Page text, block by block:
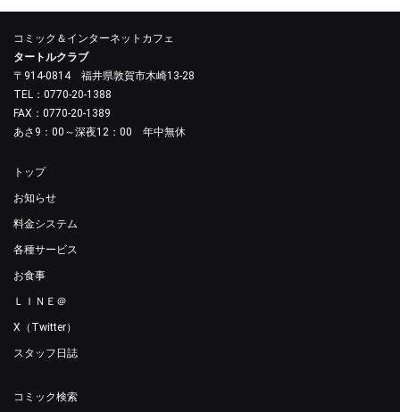
コミック＆インターネットカフェ
タートルクラブ
〒914-0814 福井県敦賀市木崎13-28
TEL：0770-20-1388
FAX：0770-20-1389
あさ9：00～深夜12：00 年中無休
トップ
お知らせ
料金システム
各種サービス
お食事
ＬＩＮＥ＠
X（Twitter）
スタッフ日誌
コミック検索